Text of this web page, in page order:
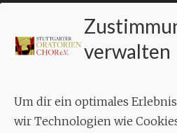
verwalten
Um dir ein optimales
wir Technologien wie
Aixheimer
70619